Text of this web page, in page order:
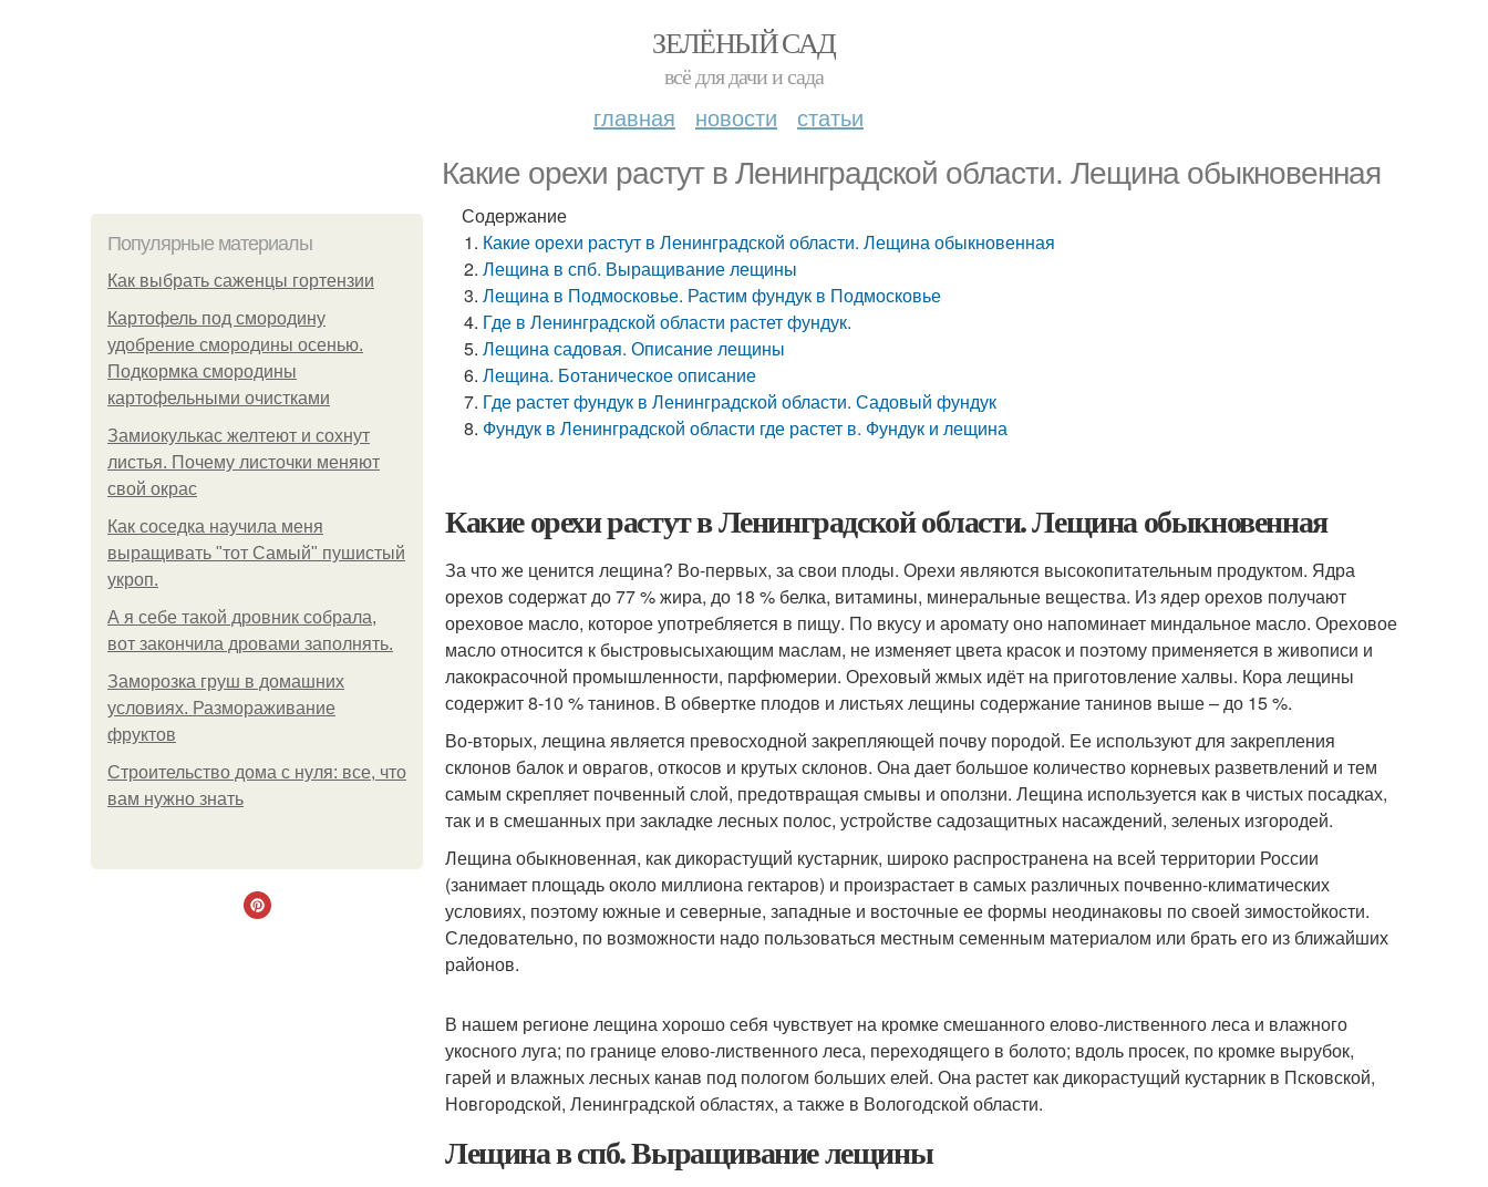
ЗЕЛЁНЫЙ САД
всё для дачи и сада
главная новости статьи
Какие орехи растут в Ленинградской области. Лещина обыкновенная
Популярные материалы
Как выбрать саженцы гортензии
Картофель под смородину
удобрение смородины осенью.
Подкормка смородины
картофельными очистками
Замиокулькас желтеют и сохнут
листья. Почему листочки меняют
свой окрас
Как соседка научила меня
выращивать "тот Самый" пушистый
укроп.
А я себе такой дровник собрала,
вот закончила дровами заполнять.
Заморозка груш в домашних
условиях. Размораживание
фруктов
Строительство дома с нуля: все, что
вам нужно знать
Содержание
Какие орехи растут в Ленинградской области. Лещина обыкновенная
Лещина в спб. Выращивание лещины
Лещина в Подмосковье. Растим фундук в Подмосковье
Где в Ленинградской области растет фундук.
Лещина садовая. Описание лещины
Лещина. Ботаническое описание
Где растет фундук в Ленинградской области. Садовый фундук
Фундук в Ленинградской области где растет в. Фундук и лещина
Какие орехи растут в Ленинградской области. Лещина обыкновенная
За что же ценится лещина? Во-первых, за свои плоды. Орехи являются высокопитательным продуктом. Ядра
орехов содержат до 77 % жира, до 18 % белка, витамины, минеральные вещества. Из ядер орехов получают
ореховое масло, которое употребляется в пищу. По вкусу и аромату оно напоминает миндальное масло. Ореховое
масло относится к быстровысыхающим маслам, не изменяет цвета красок и поэтому применяется в живописи и
лакокрасочной промышленности, парфюмерии. Ореховый жмых идёт на приготовление халвы. Кора лещины
содержит 8-10 % танинов. В обвертке плодов и листьях лещины содержание танинов выше – до 15 %.
Во-вторых, лещина является превосходной закрепляющей почву породой. Ее используют для закрепления
склонов балок и оврагов, откосов и крутых склонов. Она дает большое количество корневых разветвлений и тем
самым скрепляет почвенный слой, предотвращая смывы и оползни. Лещина используется как в чистых посадках,
так и в смешанных при закладке лесных полос, устройстве садозащитных насаждений, зеленых изгородей.
Лещина обыкновенная, как дикорастущий кустарник, широко распространена на всей территории России
(занимает площадь около миллиона гектаров) и произрастает в самых различных почвенно-климатических
условиях, поэтому южные и северные, западные и восточные ее формы неодинаковы по своей зимостойкости.
Следовательно, по возможности надо пользоваться местным семенным материалом или брать его из ближайших
районов.
В нашем регионе лещина хорошо себя чувствует на кромке смешанного елово-лиственного леса и влажного
укосного луга; по границе елово-лиственного леса, переходящего в болото; вдоль просек, по кромке вырубок,
гарей и влажных лесных канав под пологом больших елей. Она растет как дикорастущий кустарник в Псковской,
Новгородской, Ленинградской областях, а также в Вологодской области.
Лещина в спб. Выращивание лещины